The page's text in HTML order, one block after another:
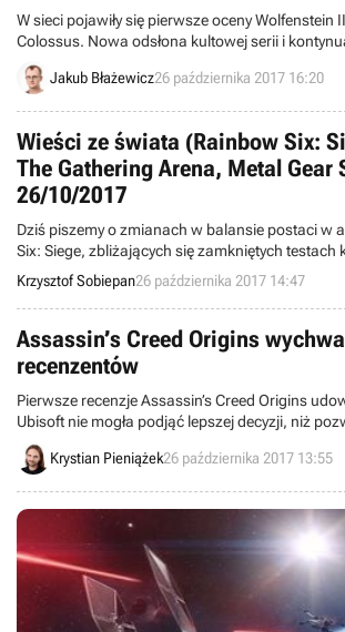
W sieci pojawiły się pierwsze oceny Wolfenstein
Colossus. Nowa odsłona kultowej serii i
studia MachineGames z 2014 roku spotkała się
przyjęciem recenzentów, wychwalających
Jakub Błażewicz26 października 2017 16:20
Wieści ze świata (Rainbow Six:
The Gathering Arena, Metal Gear
26/10/2017
Dziś piszemy o zmianach w balansie postaci w
Six: Siege, zbliżających się zamkniętych testach
Gathering Arena i wymaganiu ciągłego dostępu
Gear Survive. Witajcie w wieściach ze świata –
krótkich wiadomości.
Krzysztof Sobiepan26 października 2017 14:47
Assassin’s Creed Origins
recenzentów
Pierwsze recenzje Assassin’s Creed Origins
Ubisoft nie mogła podjąć lepszej decyzji, niż
pracować nad grą o rok dłużej niż zazwyczaj.
zaliczył iście spektakularny powrót.
Krystian Pieniążek26 października 2017 13:55